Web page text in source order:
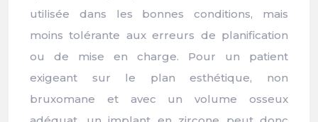
utilisée dans les bonnes conditions, mais
moins tolérante aux erreurs de planification
ou de mise en charge. Pour un patient
exigeant sur le plan esthétique, non
bruxomane et avec un volume osseux